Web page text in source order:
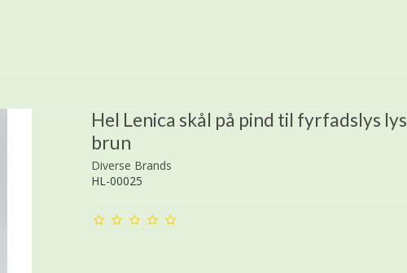
Hel Lenica skål på pind til fyrfadslys lys
brun
Diverse Brands
HL-00025